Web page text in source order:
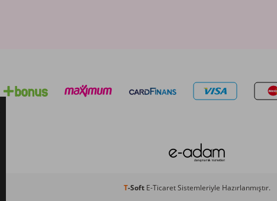
T-Soft E-TicaretSistemleriyle Hazırlanmıştır.